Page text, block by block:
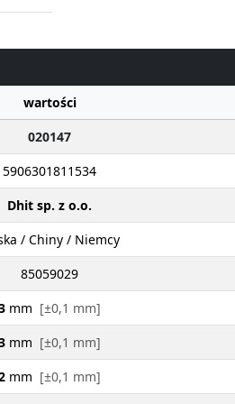
wartości
020147
5906301811534
Dhit sp. z o.o.
/ Chiny / Niemcy
85059029
mm [±0,1 mm]
mm [±0,1 mm]
mm [±0,1 mm]